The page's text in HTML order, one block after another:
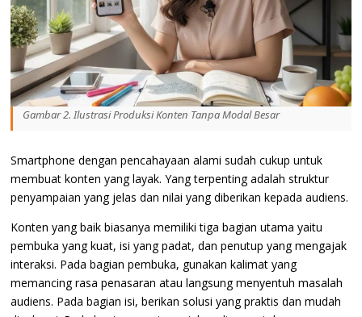
Gambar 2. Ilustrasi Produksi Konten Tanpa Modal Besar
Smartphone dengan pencahayaan alami sudah cukup untuk
membuat konten yang layak. Yang terpenting adalah struktur
penyampaian yang jelas dan nilai yang diberikan kepada audiens.
Konten yang baik biasanya memiliki tiga bagian utama yaitu
pembuka yang kuat, isi yang padat, dan penutup yang mengajak
interaksi. Pada bagian pembuka, gunakan kalimat yang
memancing rasa penasaran atau langsung menyentuh masalah
audiens. Pada bagian isi, berikan solusi yang praktis dan mudah